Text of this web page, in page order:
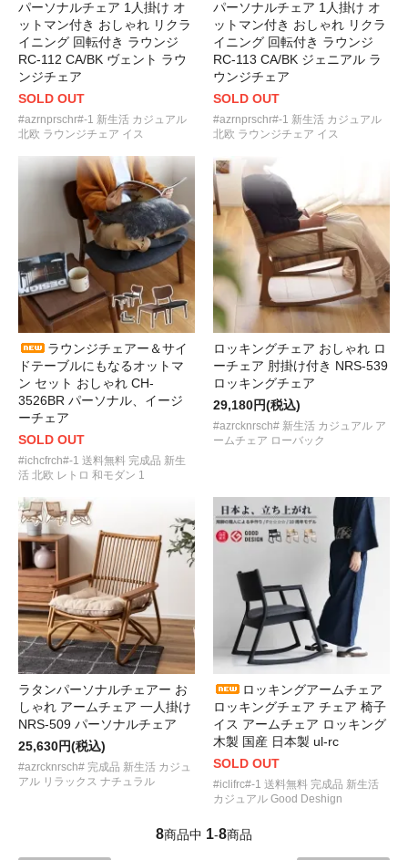
パーソナルチェア 1人掛け オ
ットマン付き おしゃれ リクラ
イニング 回転付き ラウンジ
RC-112 CA/BK ヴェント ラウ
ンジチェア
SOLD OUT
#azrnprschr#-1 新生活 カジュアル
北欧 ラウンジチェア イス
パーソナルチェア 1人掛け オ
ットマン付き おしゃれ リクラ
イニング 回転付き ラウンジ
RC-113 CA/BK ジェニアル ラ
ウンジチェア
SOLD OUT
#azrnprschr#-1 新生活 カジュアル
北欧 ラウンジチェア イス
ラウンジチェアー＆サイ
ドテーブルにもなるオットマ
ン セット おしゃれ CH-
3526BR パーソナル、イージ
ーチェア
SOLD OUT
#ichcfrch#-1 送料無料 完成品 新生
活 北欧 レトロ 和モダン 1
ロッキングチェア おしゃれ ロ
ーチェア 肘掛け付き NRS-539
ロッキングチェア
29,180円(税込)
#azrcknrsch# 新生活 カジュアル ア
ームチェア ローバック
ラタンパーソナルチェアー お
しゃれ アームチェア 一人掛け
NRS-509 パーソナルチェア
25,630円(税込)
#azrcknrsch# 完成品 新生活 カジュ
アル リラックス ナチュラル
ロッキングアームチェア
ロッキングチェア チェア 椅子
イス アームチェア ロッキング
木製 国産 日本製 ul-rc
SOLD OUT
#iclifrc#-1 送料無料 完成品 新生活
カジュアル Good Deshign
8商品中 1-8商品